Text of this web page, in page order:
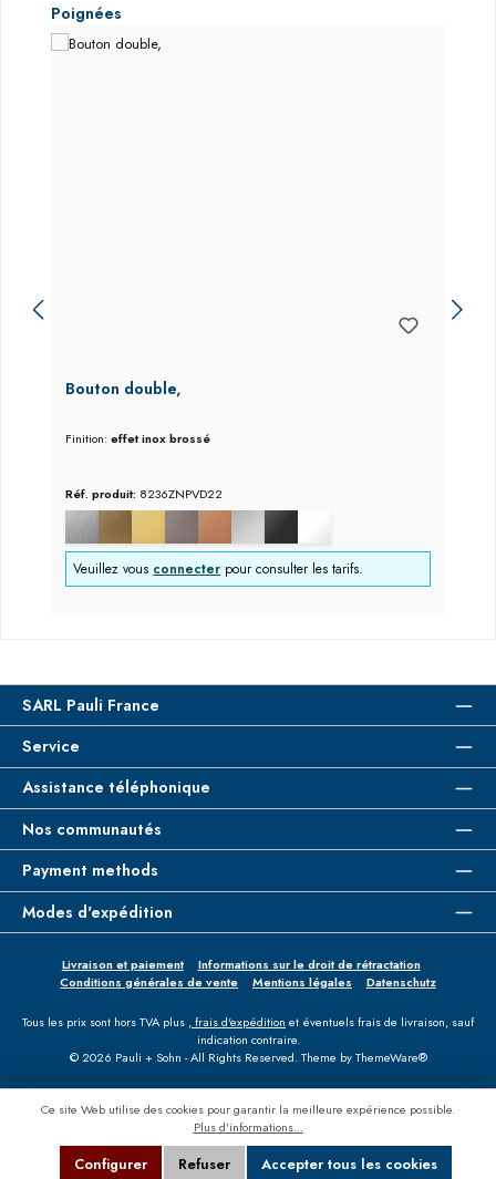
Ignorer la galerie de produits
Poignées
Bouton double,
Finition:effet inox brossé
Réf. produit: 8236ZNPVD22
Veuillez vous connecter pour consulter les tarifs.
SARL Pauli France
Service
Assistance téléphonique
Nos communautés
Payment methods
Modes d'expédition
Livraison et paiement
Informations sur le droit de rétractation
Conditions générales de vente
Mentions légales Datenschutz
Tous les prix sont hors TVA plus , frais d'expédition et éventuels frais de livraison, sauf
indication contraire.
© 2026 Pauli + Sohn - All Rights Reserved. Theme byThemeWare®
Ce site Web utilise des cookies pour garantir la meilleure expérience possible.
Plus d'informations...
Refuser
Configurer Accepter tous les cookies